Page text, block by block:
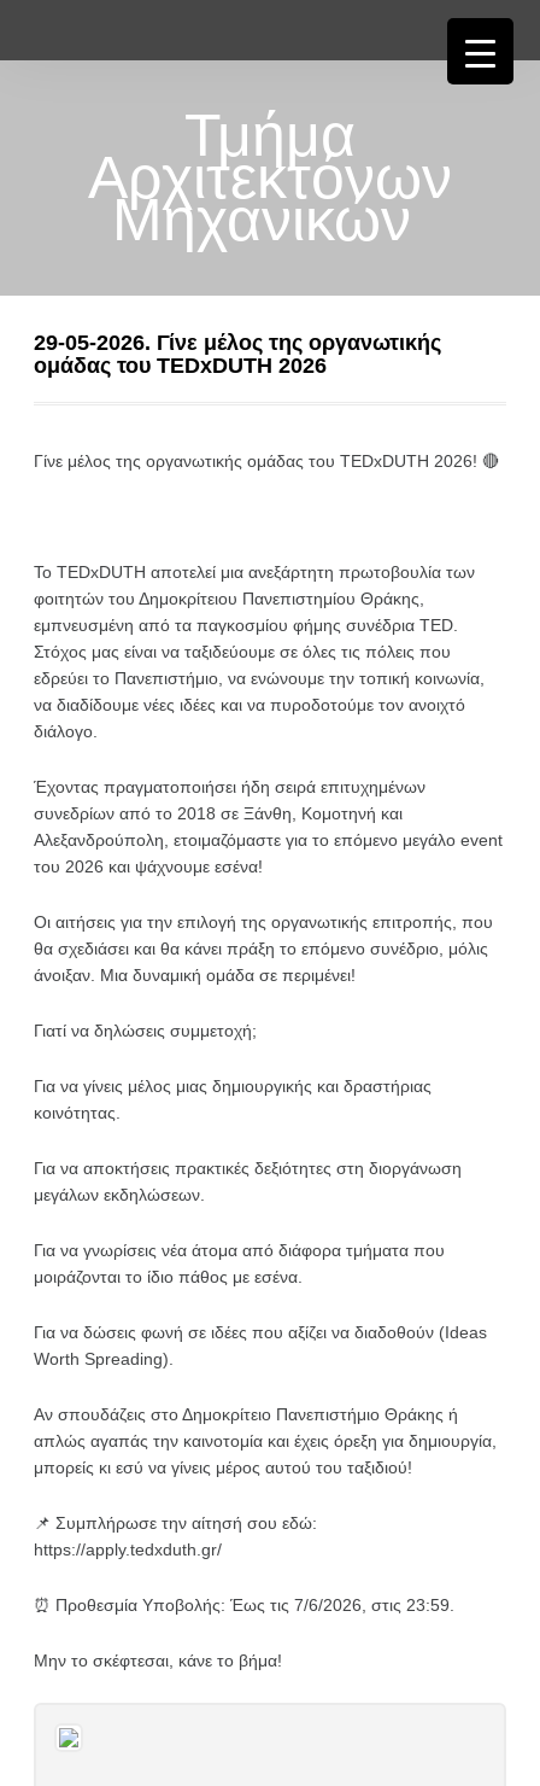
Τμήμα
Αρχιτεκτόνων
Μηχανικών
29-05-2026. Γίνε μέλος της οργανωτικής
ομάδας του TEDxDUTH 2026
Γίνε μέλος της οργανωτικής ομάδας του TEDxDUTH 2026! 🔴
Το TEDxDUTH αποτελεί μια ανεξάρτητη πρωτοβουλία των
φοιτητών του Δημοκρίτειου Πανεπιστημίου Θράκης,
εμπνευσμένη από τα παγκοσμίου φήμης συνέδρια TED.
Στόχος μας είναι να ταξιδεύουμε σε όλες τις πόλεις που
εδρεύει το Πανεπιστήμιο, να ενώνουμε την τοπική κοινωνία,
να διαδίδουμε νέες ιδέες και να πυροδοτούμε τον ανοιχτό
διάλογο.
Έχοντας πραγματοποιήσει ήδη σειρά επιτυχημένων
συνεδρίων από το 2018 σε Ξάνθη, Κομοτηνή και
Αλεξανδρούπολη, ετοιμαζόμαστε για το επόμενο μεγάλο event
του 2026 και ψάχνουμε εσένα!
Οι αιτήσεις για την επιλογή της οργανωτικής επιτροπής, που
θα σχεδιάσει και θα κάνει πράξη το επόμενο συνέδριο, μόλις
άνοιξαν. Μια δυναμική ομάδα σε περιμένει!
Γιατί να δηλώσεις συμμετοχή;
Για να γίνεις μέλος μιας δημιουργικής και δραστήριας
κοινότητας.
Για να αποκτήσεις πρακτικές δεξιότητες στη διοργάνωση
μεγάλων εκδηλώσεων.
Για να γνωρίσεις νέα άτομα από διάφορα τμήματα που
μοιράζονται το ίδιο πάθος με εσένα.
Για να δώσεις φωνή σε ιδέες που αξίζει να διαδοθούν (Ideas
Worth Spreading).
Αν σπουδάζεις στο Δημοκρίτειο Πανεπιστήμιο Θράκης ή
απλώς αγαπάς την καινοτομία και έχεις όρεξη για δημιουργία,
μπορείς κι εσύ να γίνεις μέρος αυτού του ταξιδιού!
📌 Συμπλήρωσε την αίτησή σου εδώ:
https://apply.tedxduth.gr/
⏰ Προθεσμία Υποβολής: Έως τις 7/6/2026, στις 23:59.
Μην το σκέφτεσαι, κάνε το βήμα!